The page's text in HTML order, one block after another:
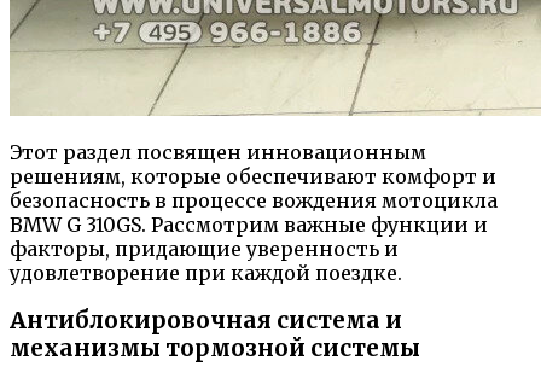
Этот раздел посвящен инновационным
решениям, которые обеспечивают комфорт и
безопасность в процессе вождения мотоцикла
BMW G 310GS. Рассмотрим важные функции и
факторы, придающие уверенность и
удовлетворение при каждой поездке.
Антиблокировочная система и
механизмы тормозной системы